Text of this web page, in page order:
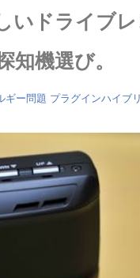
いドライブ
知機選び。
ギー問題 プラグインハイブ